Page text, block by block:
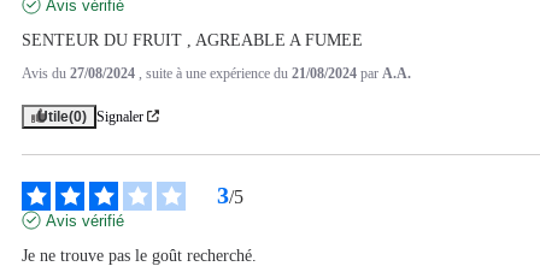
Avis vérifié
SENTEUR DU FRUIT , AGREABLE A FUMEE
Avis du 27/08/2024 , suite à une expérience du 21/08/2024 par A.A.
Utile(0) Signaler
3/5
Avis vérifié
Je ne trouve pas le goût recherché.